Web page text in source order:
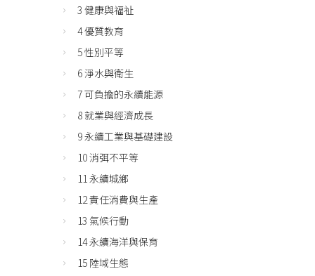
3 健康與福祉
4 優質教育
5 性別平等
6 淨水與衛生
7 可負擔的永續能源
8 就業與經濟成長
9 永續工業與基礎建設
10 消弭不平等
11 永續城鄉
12 責任消費與生產
13 氣候行動
14 永續海洋與保育
15 陸域生態